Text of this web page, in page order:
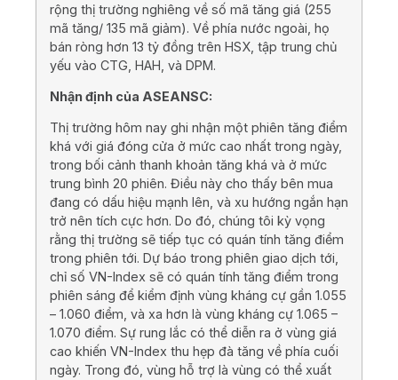
rộng thị trường nghiêng về số mã tăng giá (255
mã tăng/ 135 mã giảm). Về phía nước ngoài, họ
bán ròng hơn 13 tỷ đồng trên HSX, tập trung chủ
yếu vào CTG, HAH, và DPM.
Nhận định của ASEANSC:
Thị trường hôm nay ghi nhận một phiên tăng điểm
khá với giá đóng cửa ở mức cao nhất trong ngày,
trong bối cảnh thanh khoản tăng khá và ở mức
trung bình 20 phiên. Điều này cho thấy bên mua
đang có dấu hiệu mạnh lên, và xu hướng ngắn hạn
trở nên tích cực hơn. Do đó, chúng tôi kỳ vọng
rằng thị trường sẽ tiếp tục có quán tính tăng điểm
trong phiên tới. Dự báo trong phiên giao dịch tới,
chỉ số VN-Index sẽ có quán tính tăng điểm trong
phiên sáng để kiểm định vùng kháng cự gần 1.055
– 1.060 điểm, và xa hơn là vùng kháng cự 1.065 –
1.070 điểm. Sự rung lắc có thể diễn ra ở vùng giá
cao khiến VN-Index thu hẹp đà tăng về phía cuối
ngày. Trong đó, vùng hỗ trợ là vùng có thể xuất